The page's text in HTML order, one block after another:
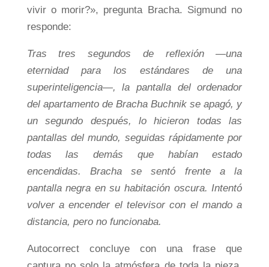
vivir o morir?», pregunta Bracha. Sigmund no
responde:
Tras tres segundos de reflexión —una
eternidad para los estándares de una
superinteligencia—, la pantalla del ordenador
del apartamento de Bracha Buchnik se apagó, y
un segundo después, lo hicieron todas las
pantallas del mundo, seguidas rápidamente por
todas las demás que habían estado
encendidas. Bracha se sentó frente a la
pantalla negra en su habitación oscura. Intentó
volver a encender el televisor con el mando a
distancia, pero no funcionaba.
Autocorrect concluye con una frase que